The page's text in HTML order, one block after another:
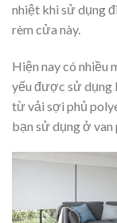
nhiệt khi sử dụng
rèm cửa này.
Hiện nay có nhiều
yếu được sử dụng
từ vải sợi phủ
bạn sử dụng ở van